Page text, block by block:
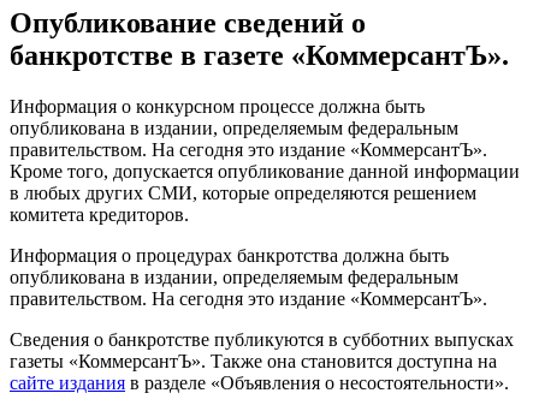
Опубликование сведений о
банкротстве в газете «КоммерсантЪ».
Информация о конкурсном процессе должна быть
опубликована в издании, определяемым федеральным
правительством. На сегодня это издание «КоммерсантЪ».
Кроме того, допускается опубликование данной информации
в любых других СМИ, которые определяются решением
комитета кредиторов.
Информация о процедурах банкротства должна быть
опубликована в издании, определяемым федеральным
правительством. На сегодня это издание «КоммерсантЪ».
Сведения о банкротстве публикуются в субботних выпусках
газеты «КоммерсантЪ». Также она становится доступна на
сайте издания в разделе «Объявления о несостоятельности».